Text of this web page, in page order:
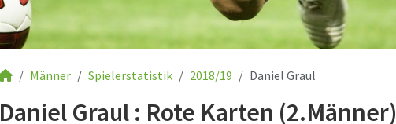
Männer Spielerstatistik 2018/19 Daniel Graul
Daniel Graul : Rote Karten (2.Männer)